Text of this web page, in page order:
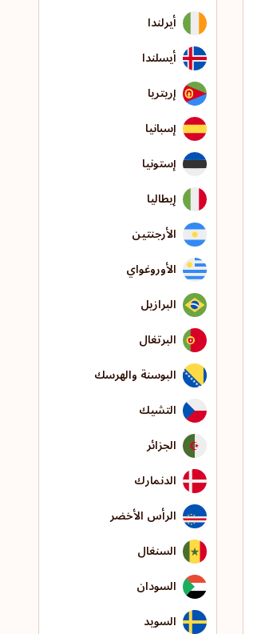
أيرلندا
أيسلندا
إريتريا
إسبانيا
إستونيا
إيطاليا
الأرجنتين
الأوروغواي
البرازيل
البرتغال
البوسنة والهرسك
التشيك
الجزائر
الدنمارك
الرأس الأخضر
السنغال
السودان
السويد